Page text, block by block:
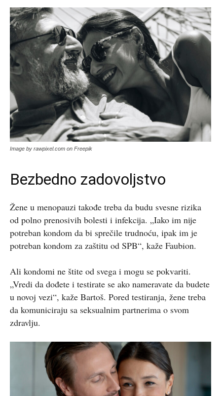
Image by rawpixel.com on Freepik
Bezbedno zadovoljstvo
Žene u menopauzi takođe treba da budu svesne rizika
od polno prenosivih bolesti i infekcija. „Iako im nije
potreban kondom da bi sprečile trudnoću, ipak im je
potreban kondom za zaštitu od SPB“, kaže Faubion.
Ali kondomi ne štite od svega i mogu se pokvariti.
„Vredi da dođete i testirate se ako nameravate da budete
u novoj vezi“, kaže Bartoš. Pored testiranja, žene treba
da komuniciraju sa seksualnim partnerima o svom
zdravlju.